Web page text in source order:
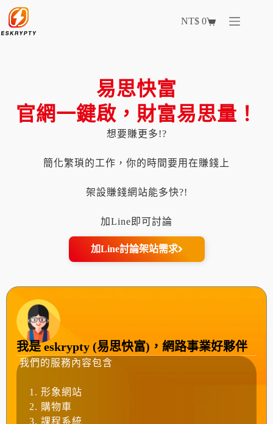
NT$ 0
易思快富
官網一鍵啟，財富易思量！
想要賺更多!?
簡化繁瑣的工作，你的時間要用在賺錢上
架設賺錢網站能多快?!
加Line即可討論
加Line討論架站需求
我是 eskrypty (易思快富)，網路事業好夥伴
我們的服務內容包含
形象網站
購物車
課程系統